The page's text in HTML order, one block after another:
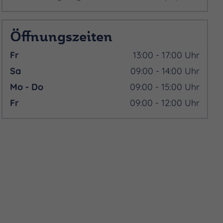
Öffnungszeiten
Fr
13:00 - 17:00 Uhr
Sa
09:00 - 14:00 Uhr
Mo - Do
09:00 - 15:00 Uhr
Fr
09:00 - 12:00 Uhr